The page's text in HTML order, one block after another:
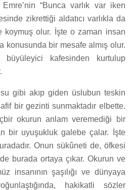
Emre’nin “Bunca varlık var iken
zikrettiği aldatıcı varlıkla da
koymuş olur. İşte o zaman insan
konusunda bir mesafe almış olur.
kafesinden kurtulup
su gibi akıp giden üslubun teskin
bir gezinti sunmaktadır elbette.
okurun anlam veremediği bir
bir uyuşukluk galebe çalar. İşte
Onun sükûneti de, öfkesi
burada ortaya çıkar. Okurun ve
insanının şaşılığı ve dünyaya
hakikatli sözler